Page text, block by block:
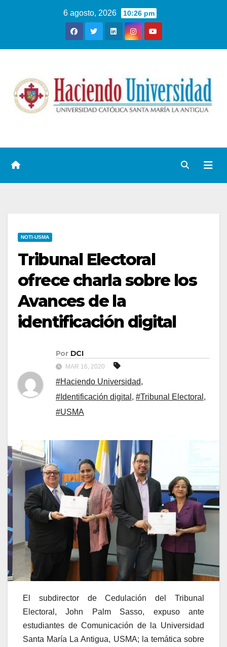
6 agosto, 2026 10:26 pm
NOTI-USMA
Tribunal Electoral
ofrece charla sobre los
Avances de la
identificación digital
Por DCI
MAR 16, 2020
#Haciendo Universidad,
#Identificación digital , #Tribunal Electoral ,
#USMA
El subdirector de Cedulación del Tribunal
Electoral, John Palm Sasso, expuso ante
estudiantes de Comunicación de la Universidad
Santa María La Antigua, USMA; la temática sobre